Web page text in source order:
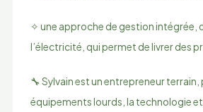
✧ une approche de gestion intégrée,
l’électricité, qui permet de livrer des
🔧 Sylvain est un entrepreneur terrain,
équipements lourds, la technologie